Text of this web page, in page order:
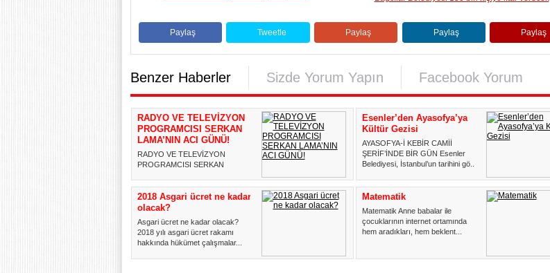
Paylaş Tweetle Paylaş Paylaş Paylaş
Benzer Haberler Sizde Yorum Yapın Facebook Yorum
RADYO VE TELEVİZYON
PROGRAMCISI SERKAN
LAMA’NIN ACI GÜNÜ!
RADYO VE TELEVİZYON
PROGRAMCISI SERKAN
televizyon programcısı...
Esenler’den Ayasofya’ya
Kültür Gezisi
AYASOFYA-İ KEBİR CAMİİ
ŞERİF’İNDE BİR GÜN Esenler
Belediyesi, İstanbul’un tarihini gö...
2018 Asgari ücret ne kadar
olacak?
Asgari ücret ne kadar olacak?
2018 yılı asgari ücret rakamı
hakkında hükümet çalışmalar...
Matematik
Matematik Anne babalar ile
çocuklarının internet ortamında
hem aradıkları, hem beklent...